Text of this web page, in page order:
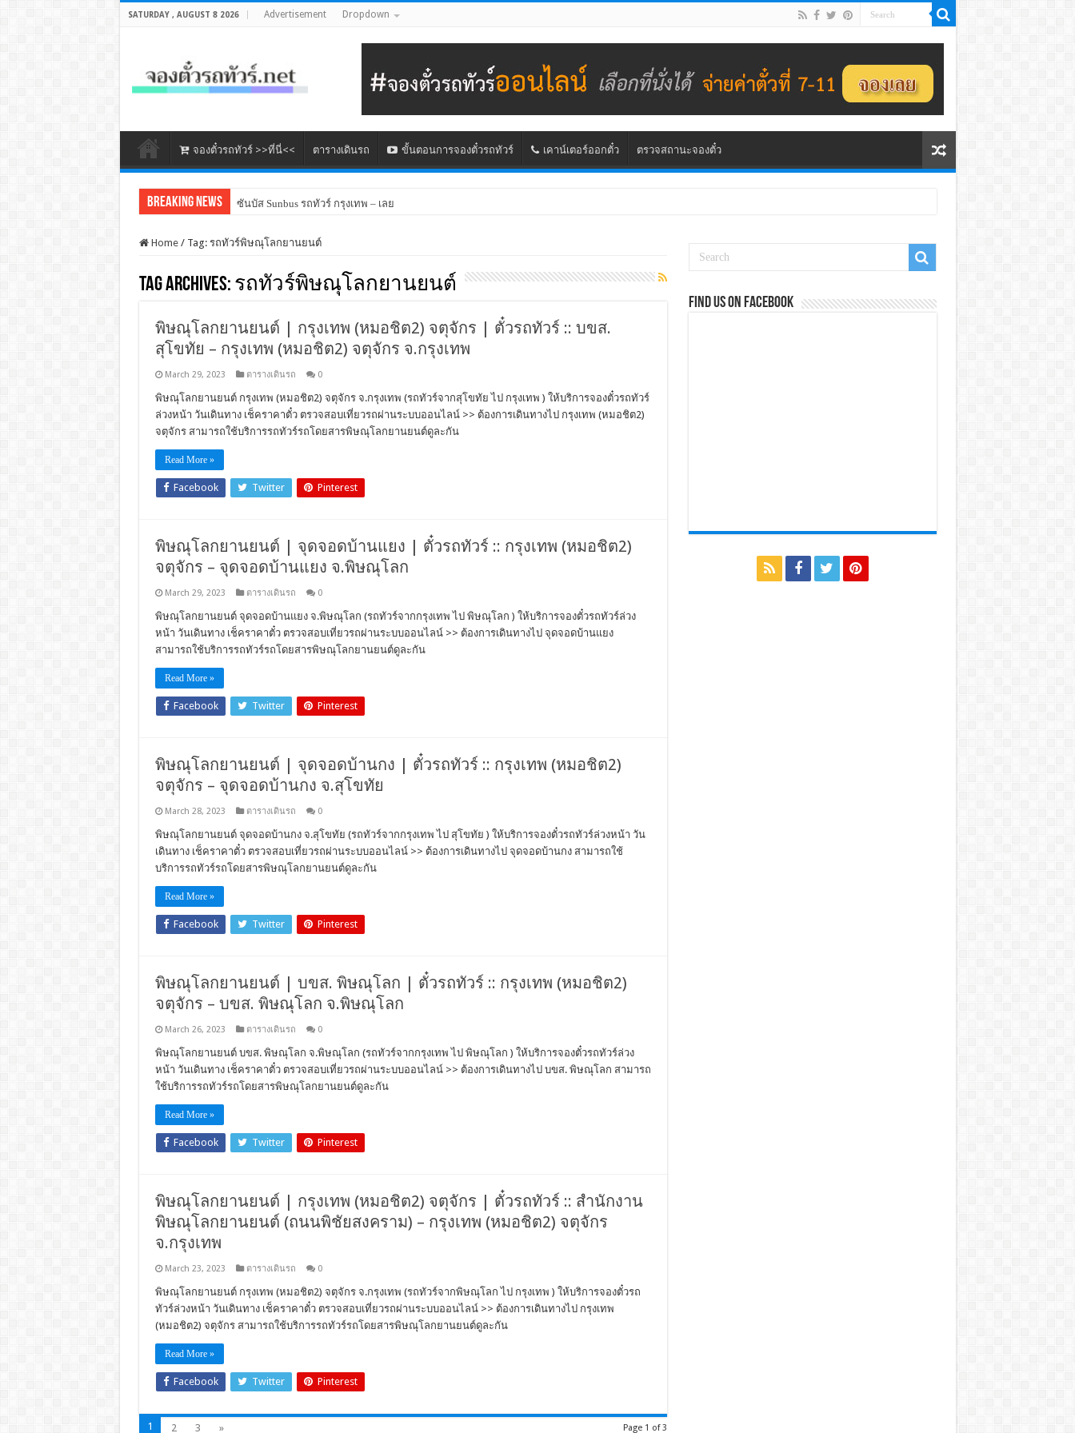
SATURDAY , AUGUST 8 2026 Advertisement Dropdown
จองตั๋วรถทัวร์ >>ที่นี่<< ตารางเดินรถ ขั้นตอนการจองตั๋วรถทัวร์ เคาน์เตอร์ออกตั๋ว ตรวจสถานะจองตั๋ว
Breaking News ซันบัส Sunbus รถทัวร์ กรุงเทพ – เลย
Home / Tag: รถทัวร์พิษณุโลกยานยนต์
Tag Archives: รถทัวร์พิษณุโลกยานยนต์
พิษณุโลกยานยนต์ | กรุงเทพ (หมอชิต2) จตุจักร | ตั๋วรถทัวร์ :: บขส.
สุโขทัย – กรุงเทพ (หมอชิต2) จตุจักร จ.กรุงเทพ
March 29, 2023 ตารางเดินรถ 0
พิษณุโลกยานยนต์ กรุงเทพ (หมอชิต2) จตุจักร จ.กรุงเทพ (รถทัวร์จากสุโขทัย ไป กรุงเทพ ) ให้บริการจองตั๋วรถทัวร์
ล่วงหน้า วันเดินทาง เช็คราคาตั๋ว ตรวจสอบเที่ยวรถผ่านระบบออนไลน์ >> ต้องการเดินทางไป กรุงเทพ (หมอชิต2)
จตุจักร สามารถใช้บริการรถทัวร์รถโดยสารพิษณุโลกยานยนต์ดูละกัน
Read More »
Facebook Twitter Pinterest
พิษณุโลกยานยนต์ | จุดจอดบ้านแยง | ตั๋วรถทัวร์ :: กรุงเทพ (หมอชิต2)
จตุจักร – จุดจอดบ้านแยง จ.พิษณุโลก
March 29, 2023 ตารางเดินรถ 0
พิษณุโลกยานยนต์ จุดจอดบ้านแยง จ.พิษณุโลก (รถทัวร์จากกรุงเทพ ไป พิษณุโลก ) ให้บริการจองตั๋วรถทัวร์ล่วง
หน้า วันเดินทาง เช็คราคาตั๋ว ตรวจสอบเที่ยวรถผ่านระบบออนไลน์ >> ต้องการเดินทางไป จุดจอดบ้านแยง
สามารถใช้บริการรถทัวร์รถโดยสารพิษณุโลกยานยนต์ดูละกัน
Read More »
Facebook Twitter Pinterest
พิษณุโลกยานยนต์ | จุดจอดบ้านกง | ตั๋วรถทัวร์ :: กรุงเทพ (หมอชิต2)
จตุจักร – จุดจอดบ้านกง จ.สุโขทัย
March 28, 2023 ตารางเดินรถ 0
พิษณุโลกยานยนต์ จุดจอดบ้านกง จ.สุโขทัย (รถทัวร์จากกรุงเทพ ไป สุโขทัย ) ให้บริการจองตั๋วรถทัวร์ล่วงหน้า วัน
เดินทาง เช็คราคาตั๋ว ตรวจสอบเที่ยวรถผ่านระบบออนไลน์ >> ต้องการเดินทางไป จุดจอดบ้านกง สามารถใช้
บริการรถทัวร์รถโดยสารพิษณุโลกยานยนต์ดูละกัน
Read More »
Facebook Twitter Pinterest
พิษณุโลกยานยนต์ | บขส. พิษณุโลก | ตั๋วรถทัวร์ :: กรุงเทพ (หมอชิต2)
จตุจักร – บขส. พิษณุโลก จ.พิษณุโลก
March 26, 2023 ตารางเดินรถ 0
พิษณุโลกยานยนต์ บขส. พิษณุโลก จ.พิษณุโลก (รถทัวร์จากกรุงเทพ ไป พิษณุโลก ) ให้บริการจองตั๋วรถทัวร์ล่วง
หน้า วันเดินทาง เช็คราคาตั๋ว ตรวจสอบเที่ยวรถผ่านระบบออนไลน์ >> ต้องการเดินทางไป บขส. พิษณุโลก สามารถ
ใช้บริการรถทัวร์รถโดยสารพิษณุโลกยานยนต์ดูละกัน
Read More »
Facebook Twitter Pinterest
พิษณุโลกยานยนต์ | กรุงเทพ (หมอชิต2) จตุจักร | ตั๋วรถทัวร์ :: สำนักงาน
พิษณุโลกยานยนต์ (ถนนพิชัยสงคราม) – กรุงเทพ (หมอชิต2) จตุจักร
จ.กรุงเทพ
March 23, 2023 ตารางเดินรถ 0
พิษณุโลกยานยนต์ กรุงเทพ (หมอชิต2) จตุจักร จ.กรุงเทพ (รถทัวร์จากพิษณุโลก ไป กรุงเทพ ) ให้บริการจองตั๋วรถ
ทัวร์ล่วงหน้า วันเดินทาง เช็คราคาตั๋ว ตรวจสอบเที่ยวรถผ่านระบบออนไลน์ >> ต้องการเดินทางไป กรุงเทพ
(หมอชิต2) จตุจักร สามารถใช้บริการรถทัวร์รถโดยสารพิษณุโลกยานยนต์ดูละกัน
Read More »
Facebook Twitter Pinterest
Page 1 of 3
1 2 3 »
Find us on Facebook